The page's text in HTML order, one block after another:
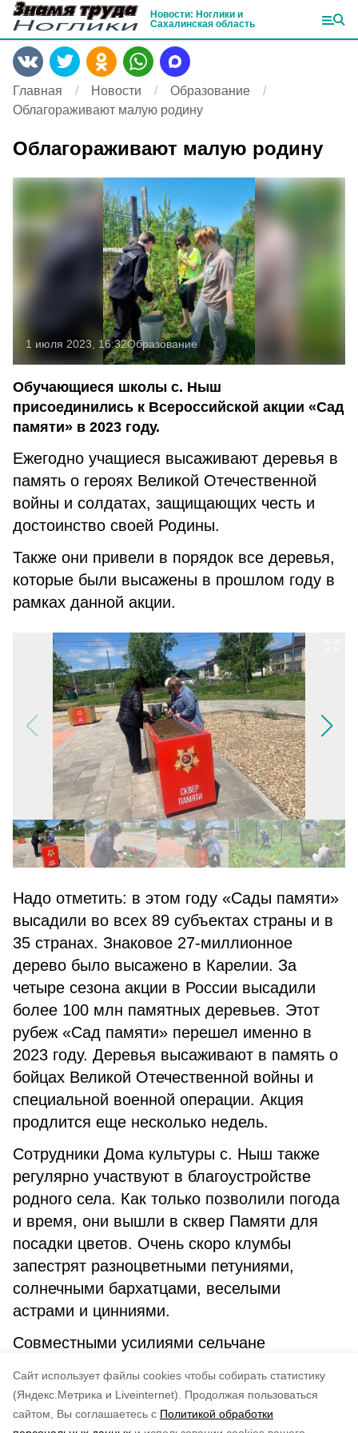
Cайт использует файлы cookies чтобы собирать статистику
(Яндекс.Метрика и Liveinternet).
Продолжая пользоваться
сайтом, Вы соглашаетесь с Политикой обработки
Новости: Ноглики и
Сахалинская область
Главная Новости
Образование
Облагораживают малую родину
Облагораживают малую родину
1 июля 2023, 16:32Образование
Обучающиеся школы с. Ныш
присоединились к Всероссийской акции «Сад
памяти» в 2023 году.
Ежегодно учащиеся высаживают деревья в
память о героях Великой Отечественной
войны и солдатах, защищающих честь и
достоинство своей Родины.
Также они привели в порядок все деревья,
которые были высажены в прошлом году в
рамках данной акции.
Надо отметить: в этом году «Сады памяти»
высадили во всех 89 субъектах страны и в
35 странах. Знаковое 27-миллионное
дерево было высажено в Карелии. За
четыре сезона акции в России высадили
более 100 млн памятных деревьев. Этот
рубеж «Сад памяти» перешел именно в
2023 году. Деревья высаживают в память о
бойцах Великой Отечественной войны и
специальной военной операции. Акция
продлится еще несколько недель.
Сотрудники Дома культуры с. Ныш также
регулярно участвуют в благоустройстве
родного села. Как только позволили погода
и время, они вышли в сквер Памяти для
посадки цветов. Очень скоро клумбы
запестрят разноцветными петуниями,
солнечными бархатцами, веселыми
астрами и цинниями.
Совместными усилиями сельчане
Молодцы!